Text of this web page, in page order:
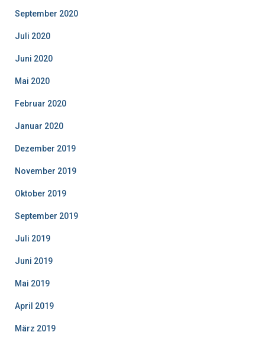
September 2020
Juli 2020
Juni 2020
Mai 2020
Februar 2020
Januar 2020
Dezember 2019
November 2019
Oktober 2019
September 2019
Juli 2019
Juni 2019
Mai 2019
April 2019
März 2019